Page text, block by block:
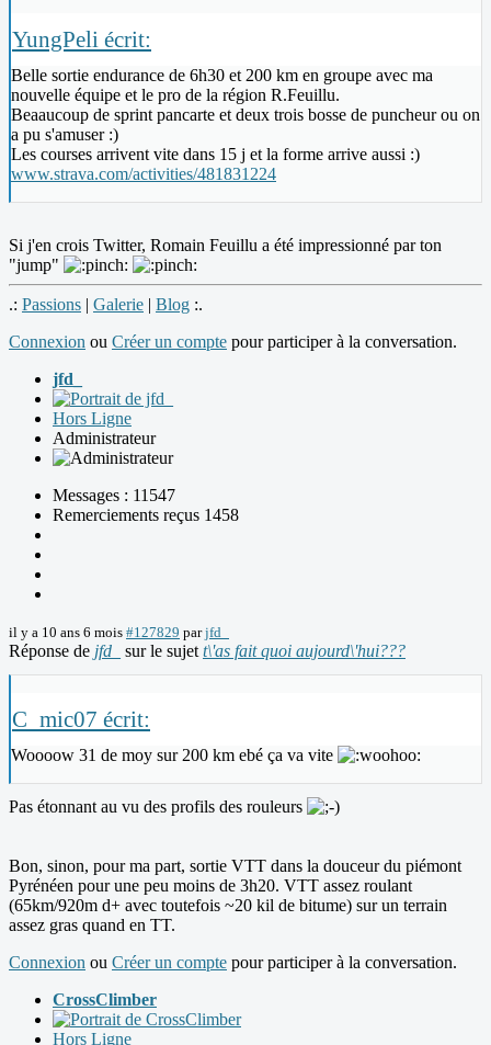
YungPeli écrit:
Belle sortie endurance de 6h30 et 200 km en groupe avec ma
nouvelle équipe et le pro de la région R.Feuillu.
Beaaucoup de sprint pancarte et deux trois bosse de puncheur ou on
a pu s'amuser :)
Les courses arrivent vite dans 15 j et la forme arrive aussi :)
www.strava.com/activities/481831224
Si j'en crois Twitter, Romain Feuillu a été impressionné par ton
"jump"
.: Passions | Galerie | Blog :.
Connexion ou Créer un compte pour participer à la conversation.
jfd_
Hors Ligne
Administrateur
Messages : 11547
Remerciements reçus 1458
il y a 10 ans 6 mois #127829 parjfd_
Réponse de jfd_ sur le sujet t\'as fait quoi aujourd\'hui???
C_mic07 écrit:
Woooow 31 de moy sur 200 km ebé ça va vite
Pas étonnant au vu des profils des rouleurs
Bon, sinon, pour ma part, sortie VTT dans la douceur du piémont
Pyrénéen pour une peu moins de 3h20. VTT assez roulant
(65km/920m d+ avec toutefois ~20 kil de bitume) sur un terrain
assez gras quand en TT.
Connexion ou Créer un compte pour participer à la conversation.
CrossClimber
Hors Ligne